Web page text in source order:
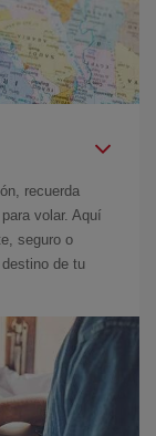
recuerda
volar. Aquí
seguro o
de tu